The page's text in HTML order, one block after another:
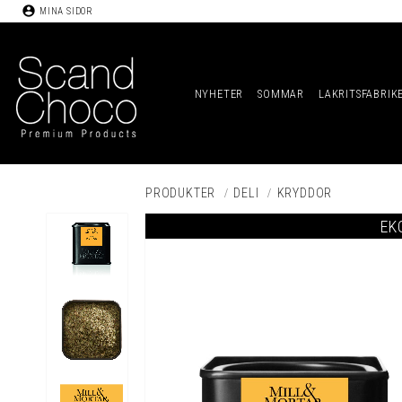
account_circle MINA SIDOR
NYHETER SOMMAR
PRODUKTER DELI KRYDDOR